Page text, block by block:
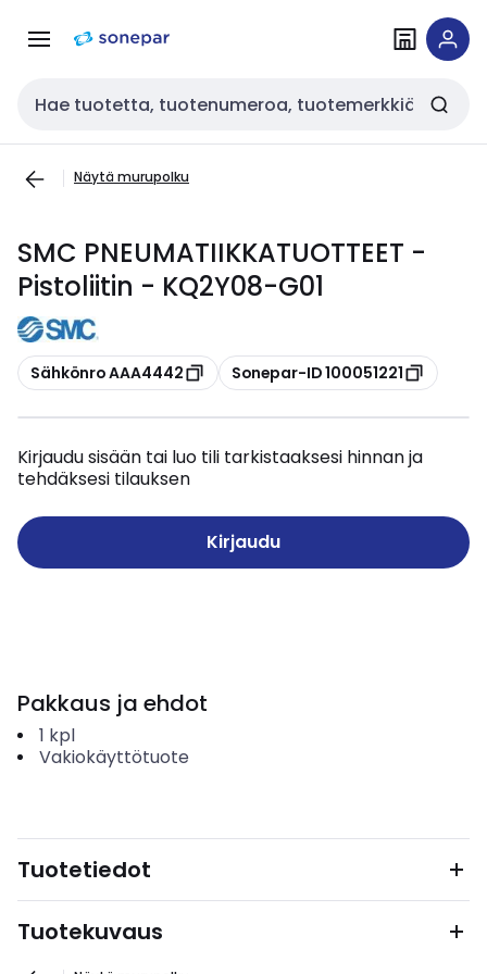
navigointiinsisältöön
Haku
Näytä murupolku
SMC PNEUMATIIKKATUOTTEET -
Pistoliitin - KQ2Y08-G01
Kopioi
Sähkönro AAA4442 Kopioi
Sonepar-ID 100051221
Kirjaudu sisään tai luo tili tarkistaaksesi hinnan ja
tehdäksesi tilauksen
Kirjaudu
Pakkaus ja ehdot
1 kpl
Vakiokäyttötuote
Tuotetiedot
Tuotekuvaus